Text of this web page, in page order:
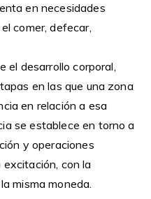
en necesidades
comer, defecar,
el desarrollo corporal,
en las que una zona
en relación a esa
se establece en torno a
y operaciones
con la
misma moneda.